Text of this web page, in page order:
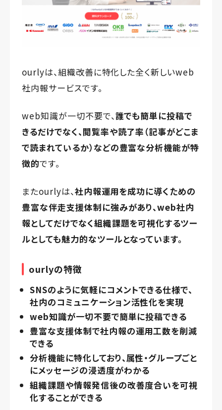
ourlyは、組織改善に特化した全く新しいweb
社内報サービスです。
web知識が一切不要で、誰でも簡単に投稿で
きるだけでなく、閲覧率や読了率（記事がどこま
で読まれているか）などの豊富な分析機能が特
徴的です。
またourlyは、社内報運用を成功に導くための
豊富な伴走支援体制に強みがあり、web社内
報としてだけでなく組織課題を可視化するツー
ルとしても魅力的なツールとなっています。
ourlyの特徴
SNSのように気軽にコメントできる仕様で、
社内のコミュニケーション活性化を実現
web知識が一切不要で簡単に投稿できる
豊富な支援体制で社内報の運用工数を削減
できる
分析機能に特化しており、属性・グループごと
にメッセージの浸透度がわかる
組織課題や情報発信後の改善度合いを可視
化することができる